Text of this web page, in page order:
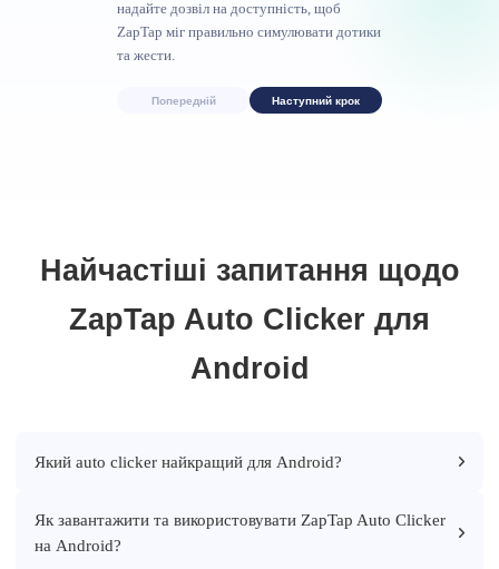
надайте дозвіл на доступність, щоб
ZapTap міг правильно симулювати дотики
та жести.
Попередній Наступний крок
Найчастіші запитання щодо
ZapTap Auto Clicker для
Android
Який auto clicker найкращий для Android?
Як завантажити та використовувати ZapTap Auto Clicker
на Android?